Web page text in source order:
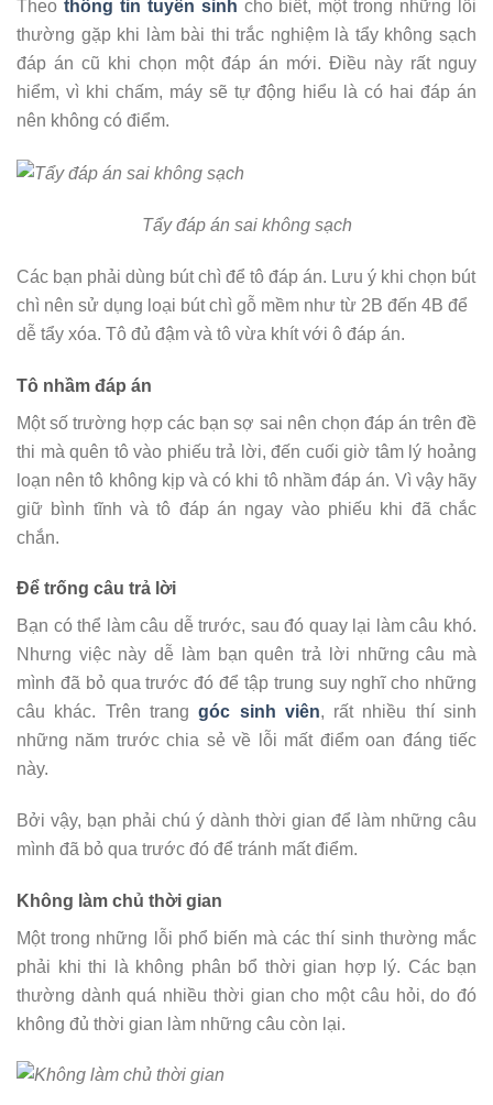
Theo thông tin tuyển sinh cho biết, một trong những lỗi
thường gặp khi làm bài thi trắc nghiệm là tẩy không sạch
đáp án cũ khi chọn một đáp án mới. Điều này rất nguy
hiểm, vì khi chấm, máy sẽ tự động hiểu là có hai đáp án
nên không có điểm.
Tẩy đáp án sai không sạch
Các bạn phải dùng bút chì để tô đáp án. Lưu ý khi chọn bút
chì nên sử dụng loại bút chì gỗ mềm như từ 2B đến 4B để
dễ tẩy xóa. Tô đủ đậm và tô vừa khít với ô đáp án.
Tô nhầm đáp án
Một số trường hợp các bạn sợ sai nên chọn đáp án trên đề
thi mà quên tô vào phiếu trả lời, đến cuối giờ tâm lý hoảng
loạn nên tô không kịp và có khi tô nhầm đáp án. Vì vậy hãy
giữ bình tĩnh và tô đáp án ngay vào phiếu khi đã chắc
chắn.
Để trống câu trả lời
Bạn có thể làm câu dễ trước, sau đó quay lại làm câu khó.
Nhưng việc này dễ làm bạn quên trả lời những câu mà
mình đã bỏ qua trước đó để tập trung suy nghĩ cho những
câu khác. Trên tranggóc sinh viên, rất nhiều thí sinh
những năm trước chia sẻ về lỗi mất điểm oan đáng tiếc
này.
Bởi vậy, bạn phải chú ý dành thời gian để làm những câu
mình đã bỏ qua trước đó để tránh mất điểm.
Không làm chủ thời gian
Một trong những lỗi phổ biến mà các thí sinh thường mắc
phải khi thi là không phân bổ thời gian hợp lý. Các bạn
thường dành quá nhiều thời gian cho một câu hỏi, do đó
không đủ thời gian làm những câu còn lại.